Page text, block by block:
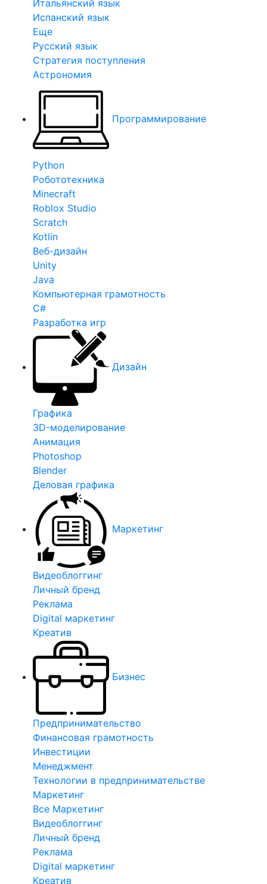
Итальянский язык
Испанский язык
Еще
Русский язык
Стратегия поступления
Астрономия
Программирование
Python
Робототехника
Minecraft
Roblox Studio
Scratch
Kotlin
Веб-дизайн
Unity
Java
Компьютерная грамотность
C#
Разработка игр
Дизайн
Графика
3D-моделирование
Анимация
Photoshop
Blender
Деловая графика
Маркетинг
Видеоблоггинг
Личный бренд
Реклама
Digital маркетинг
Креатив
Бизнес
Предпринимательство
Финансовая грамотность
Инвестиции
Менеджмент
Технологии в предпринимательстве
Маркетинг
Все Маркетинг
Видеоблоггинг
Личный бренд
Реклама
Digital маркетинг
Креатив